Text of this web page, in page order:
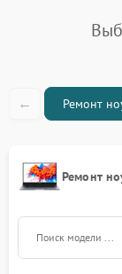
Замена
Замена
памяти
Замена
Замена
← Ремонт
Ремонт